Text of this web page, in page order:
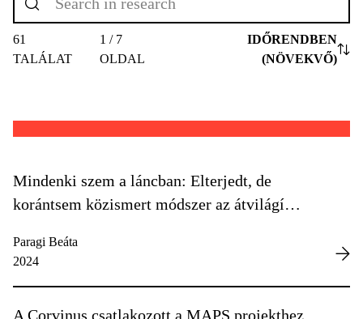
61
TALÁLAT
1 / 7
OLDAL
IDŐRENDBEN
(NÖVEKVŐ)
Mindenki szem a láncban: Elterjedt, de
korántsem közismert módszer az átvilágítás
Paragi Beáta
2024
A Corvinus csatlakozott a MAPS projekthez